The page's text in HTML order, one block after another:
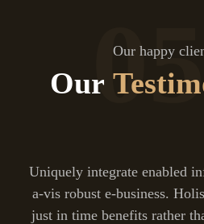
05
Our happy
Our
Uniquely integrate enabled
a-vis robust e-business.
just in time benefits rather